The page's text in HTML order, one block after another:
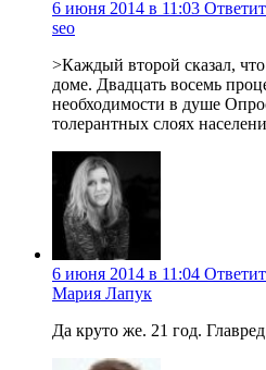
6 июня 2014 в 11:03
seo
>Каждый второй сказал,
доме. Двадцать восемь
необходимости в душе
толерантных слоях
6 июня 2014 в 11:04
Мария Лапук
Да круто же. 21 год.